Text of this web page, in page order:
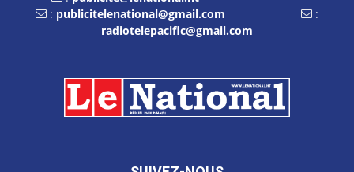
: publicitelenational@gmail.com
:
radiotelepacific@gmail.com